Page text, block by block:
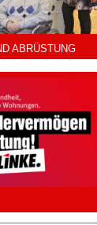
ABRÜSTUNG